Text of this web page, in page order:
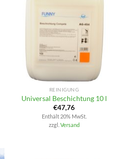
REINIGUNG
Universal Beschichtung 10 l
€47,76
Enthält 20% MwSt.
zzgl. Versand